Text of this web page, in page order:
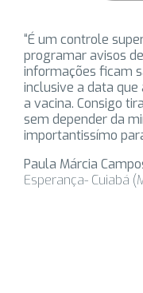
“É um controle
programar avisos
informações ficam
inclusive a data
a vacina. Consigo
sem depender da
importantissímo
Paula Márcia
Esperança- Cuiabá